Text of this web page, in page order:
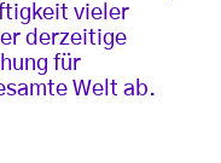
vieler
derzeitige
für
Welt ab.